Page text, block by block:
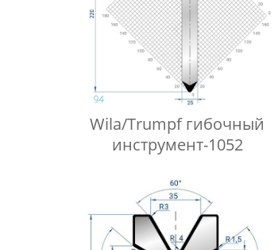
Wila/Trumpf гибочный
инструмент-1052